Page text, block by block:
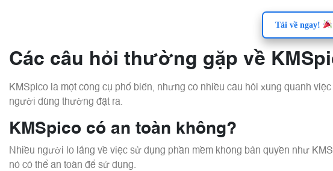
Tải về ngay!
Các câu hỏi thường gặp về
KMSpico là một công cụ phổ biến, nhưng có nhiều câu hỏi xung quanh
người dùng thường đặt ra.
KMSpico có an toàn không?
Nhiều người lo lắng về việc sử dụng phần mềm không bản quyền như
nó có thể an toàn để sử dụng.